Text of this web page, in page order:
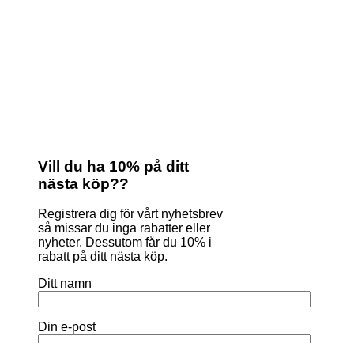
Vill du ha 10% på ditt
nästa köp??
Registrera dig för vårt nyhetsbrev
så missar du inga rabatter eller
nyheter. Dessutom får du 10% i
rabatt på ditt nästa köp.
Ditt namn
Din e-post